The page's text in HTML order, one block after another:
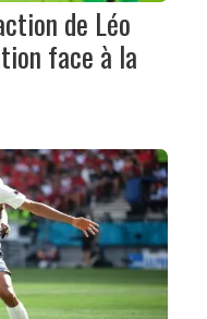
de Léo
face à la